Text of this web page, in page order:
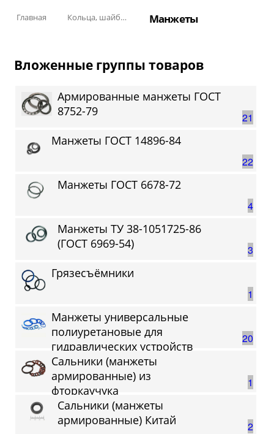
Главная Кольца, шайбы, манжеты Манжеты
Вложенные группы товаров
21
Армированные манжеты ГОСТ
8752-79
22
Манжеты ГОСТ 14896-84
4
Манжеты ГОСТ 6678-72
3
Манжеты ТУ 38-1051725-86
(ГОСТ 6969-54)
1
Грязесъёмники
20
Манжеты универсальные
полиуретановые для
гидравлических устройств
1
Сальники (манжеты
армированные) из
фторкаучука
2
Сальники (манжеты
армированные) Китай